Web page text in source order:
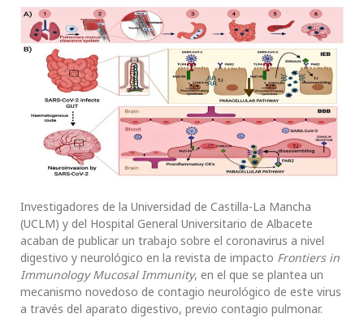
Investigadores de la Universidad de Castilla-La Mancha
(UCLM) y del Hospital General Universitario de Albacete
acaban de publicar un trabajo sobre el coronavirus a nivel
digestivo y neurológico en la revista de impacto Frontiers in
Immunology Mucosal Immunity, en el que se plantea un
mecanismo novedoso de contagio neurológico de este virus
a través del aparato digestivo, previo contagio pulmonar.